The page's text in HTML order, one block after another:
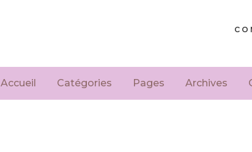
Accueil Catégories Pages Archives